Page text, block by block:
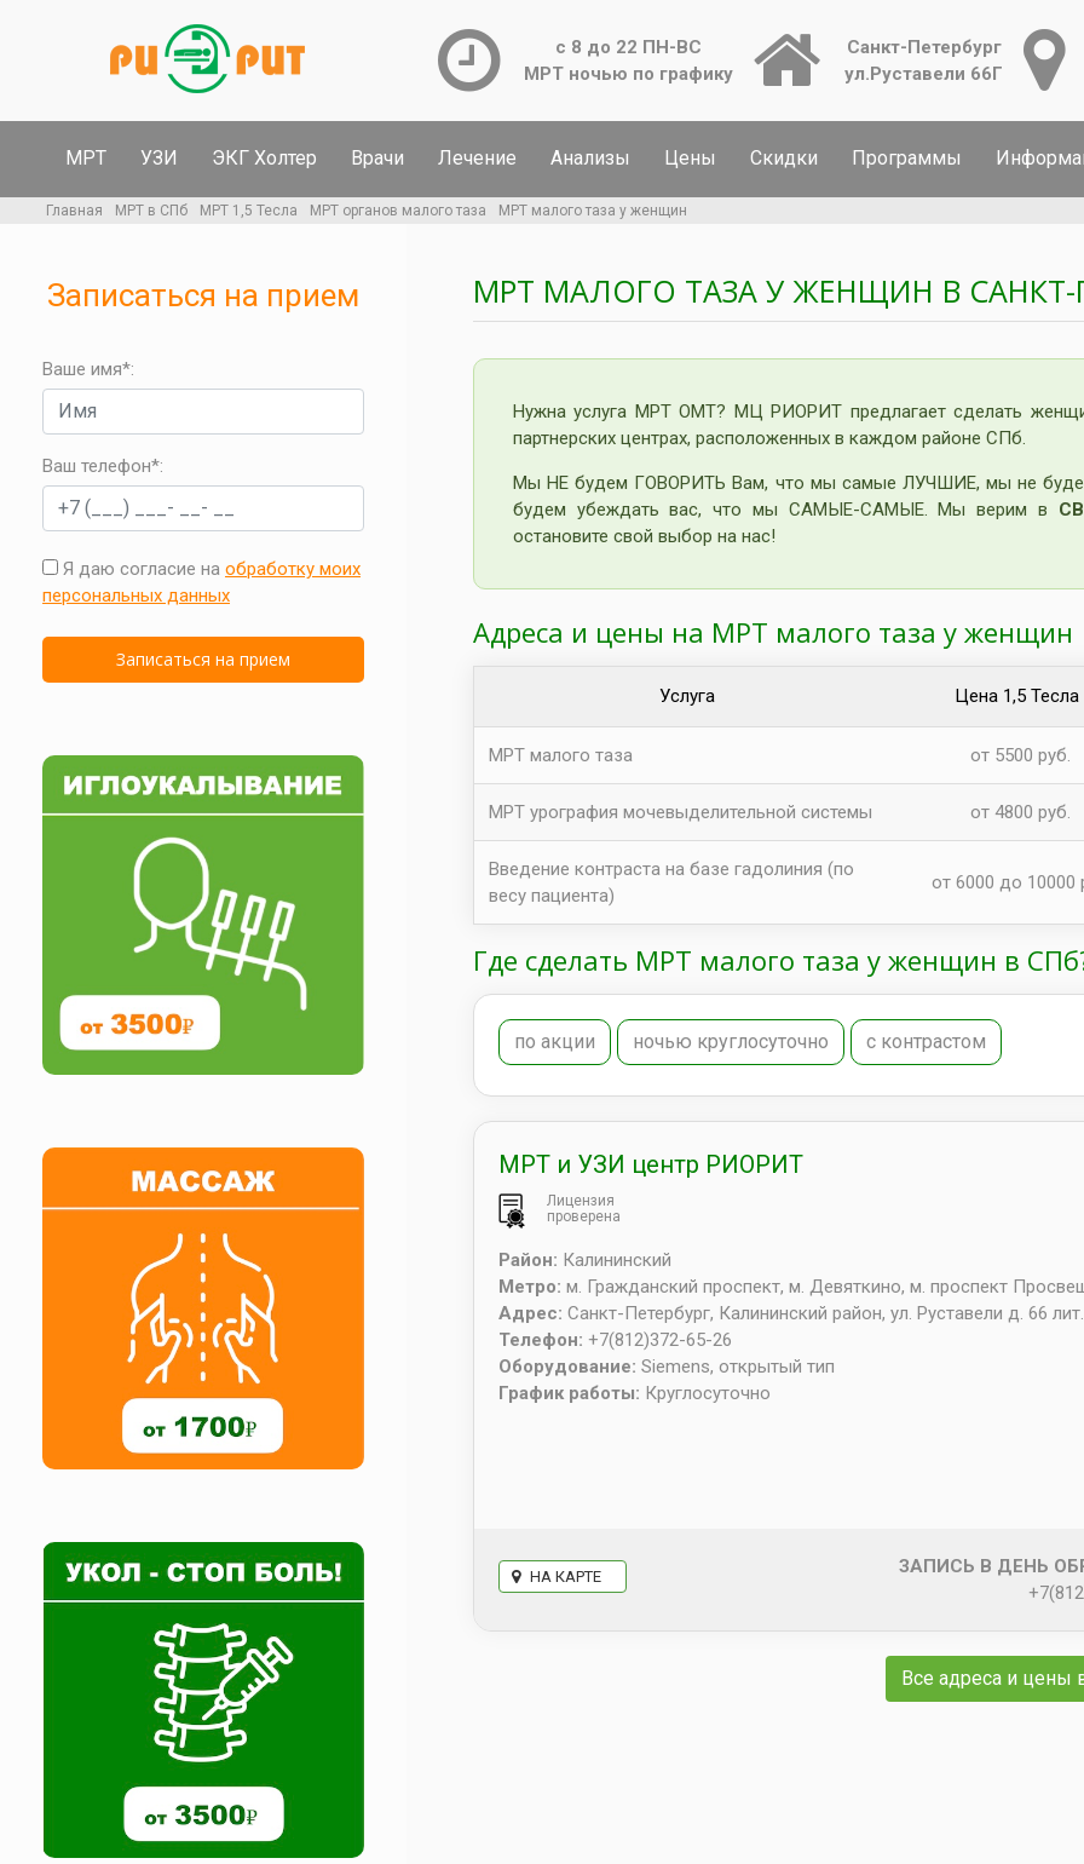
с 8 до 22 ПН-ВС
МРТ ночью по графику
Санкт-Петербург
ул.Руставели 66Г
МРТ УЗИ ЭКГ Холтер Врачи Лечение Анализы Цены Скидки Программы
Главная МРТ в СПб МРТ 1,5 Тесла МРТ органов малого таза МРТ малого таза у женщин
Записаться на прием
Ваше имя*:
Ваш телефон*:
Я даю согласие на обработку моих
персональных данных
МРТ МАЛОГО ТАЗА У ЖЕНЩИН В
Нужна услуга МРТ ОМТ? МЦ РИОРИТ предлагает сделать
партнерских центрах, расположенных в каждом районе СПб.
Мы НЕ будем ГОВОРИТЬ Вам, что мы самые ЛУЧШИЕ, мы не
будем убеждать вас, что мы САМЫЕ-САМЫЕ. Мы верим в
остановите свой выбор на нас!
Адреса и цены на МРТ малого таза у женщин
Услуга Цена 1,5 Тесла
МРТ малого таза от 5500 руб.
МРТ урография мочевыделительной системы от 4800 руб.
Введение контраста на базе гадолиния (по
весу пациента)
от 6000 до 10000
Где сделать МРТ малого таза у женщин в
по акции ночью круглосуточно с контрастом
МРТ и УЗИ центр РИОРИТ
Лицензия
проверена
Район: Калининский
Метро: м. Гражданский проспект, м. Девяткино, м. проспект
Адрес: Санкт-Петербург, Калининский район, ул. Руставели д. 66
Телефон: +7(812)372-65-26
Оборудование: Siemens, открытый тип
График работы: Круглосуточно
НА КАРТЕ
ЗАПИСЬ В ДЕНЬ
Все адреса и цены